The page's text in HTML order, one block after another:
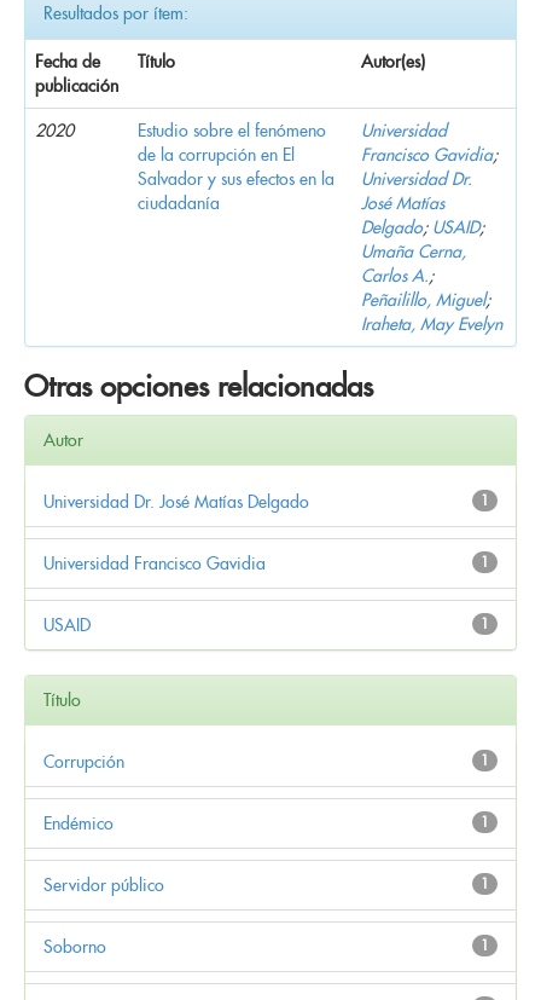
Resultados por ítem:
Fecha de
publicación
Título Autor(es)
2020
Estudio sobre el fenómeno
de la corrupción en El
Salvador y sus efectos en la
ciudadanía
Universidad
Francisco Gavidia;
Universidad Dr.
José Matías
Delgado; USAID;
Umaña Cerna,
Carlos A.;
Peñailillo, Miguel;
Iraheta, May Evelyn
Otras opciones relacionadas
Autor
1
Universidad Dr. José Matías Delgado
1
Universidad Francisco Gavidia
1
USAID
Título
1
Corrupción
1
Endémico
1
Servidor público
1
Soborno